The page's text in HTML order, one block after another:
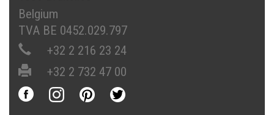
Belgium
TVA BE 0452.029.797
+32 2 216 23 24
+32 2 732 47 00